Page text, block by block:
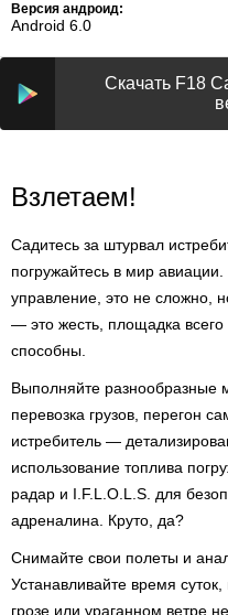
Версия андроид:
Android 6.0
Скачать F18
Взлетаем!
Садитесь за штурвал
погружайтесь в мир
управление, это не сложно,
— это жесть, площадка
способны.
Выполняйте разнообразные
перевозка грузов, перегон
истребитель —
использование топлива
радар и I.F.L.O.L.S. для
адреналина. Круто, да?
Снимайте свои полеты и
Устанавливайте время
грозе или ураганном ветре